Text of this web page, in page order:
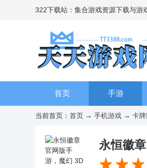
322下载站：集合游戏资源下载与游
首页 手游
当前首页： 首页 → 手机游戏 → 卡
永恒徽章